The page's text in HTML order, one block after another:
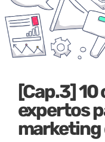
[Cap.3]
expertos
marketing